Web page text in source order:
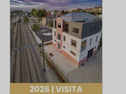
MAIS INFO
COMPRAR